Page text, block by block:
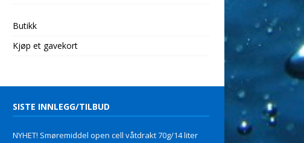
Butikk
Kjøp et gavekort
SISTE INNLEGG/TILBUD
NYHET! Smøremiddel open cell våtdrakt 70g/14 liter